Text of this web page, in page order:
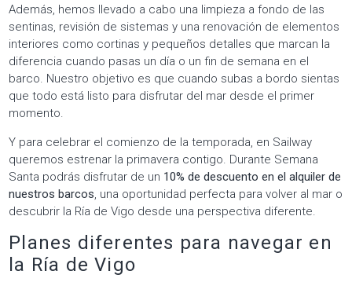
Además, hemos llevado a cabo una limpieza a fondo de las
sentinas, revisión de sistemas y una renovación de elementos
interiores como cortinas y pequeños detalles que marcan la
diferencia cuando pasas un día o un fin de semana en el
barco. Nuestro objetivo es que cuando subas a bordo sientas
que todo está listo para disfrutar del mar desde el primer
momento.
Y para celebrar el comienzo de la temporada, en Sailway
queremos estrenar la primavera contigo. Durante Semana
Santa podrás disfrutar de un 10% de descuento en el alquiler de
nuestros barcos , una oportunidad perfecta para volver al mar o
descubrir la Ría de Vigo desde una perspectiva diferente.
Planes diferentes para navegar en
la Ría de Vigo